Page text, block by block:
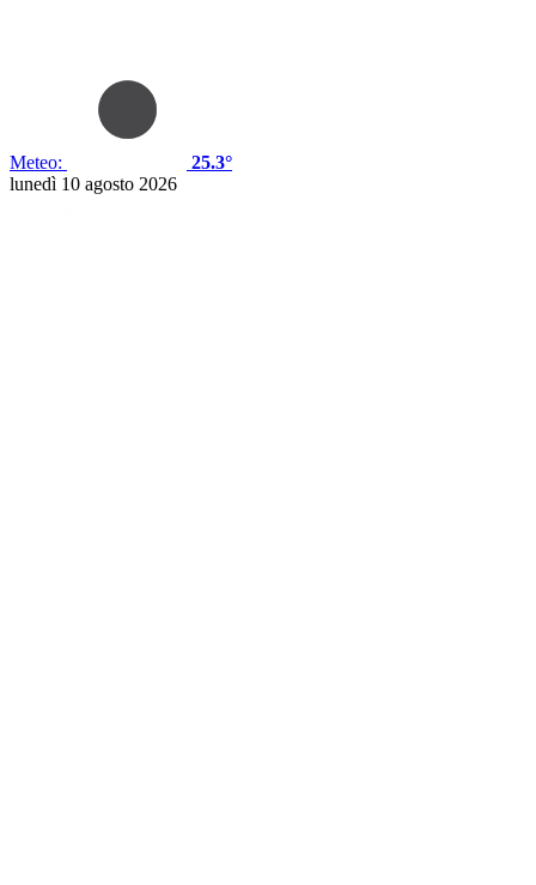
Meteo:
25.3°
lunedì 10 agosto 2026